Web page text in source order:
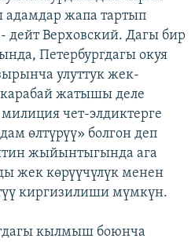
адамдар жапа тартып
дейт Верховский. Дагы бир
Петербургдагы окуя
улуттук жек-
карабай жатышы деле
чет-элдиктерге
өлтүрүү» болгон деп
жыйынтыгында ага
жек көрүүчүлүк менен
киргизилиши мүмкүн.
кылмыш боюнча